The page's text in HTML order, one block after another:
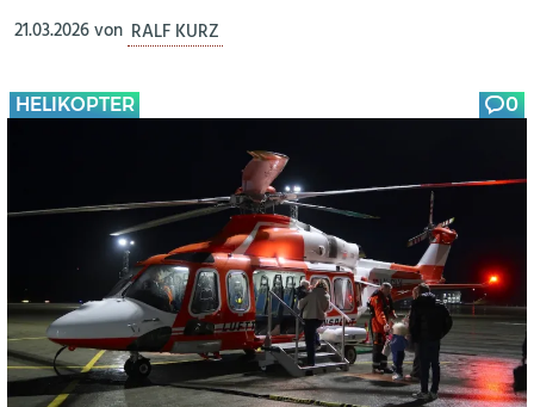
21.03.2026von RALF KURZ
HELIKOPTER 0